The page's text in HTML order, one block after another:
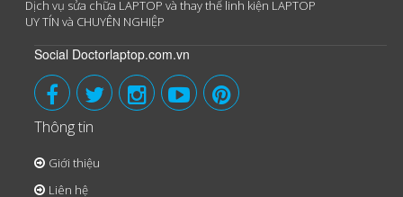
Dịch vụ sửa chữa LAPTOP và thay thế linh kiện LAPTOP
UY TÍN và CHUYÊN NGHIỆP
Social Doctorlaptop.com.vn
Thông tin
Giới thiệu
Liên hệ